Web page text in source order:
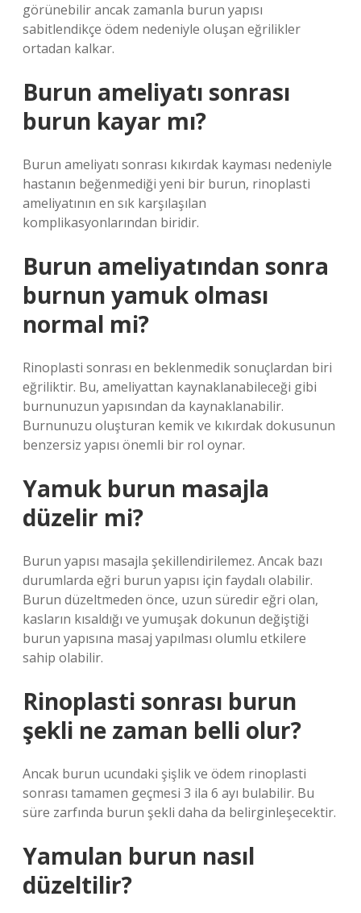
görünebilir ancak zamanla burun yapısı
sabitlendikçe ödem nedeniyle oluşan eğrilikler
ortadan kalkar.
Burun ameliyatı sonrası
burun kayar mı?
Burun ameliyatı sonrası kıkırdak kayması nedeniyle
hastanın beğenmediği yeni bir burun, rinoplasti
ameliyatının en sık karşılaşılan
komplikasyonlarından biridir.
Burun ameliyatından sonra
burnun yamuk olması
normal mi?
Rinoplasti sonrası en beklenmedik sonuçlardan biri
eğriliktir. Bu, ameliyattan kaynaklanabileceği gibi
burnunuzun yapısından da kaynaklanabilir.
Burnunuzu oluşturan kemik ve kıkırdak dokusunun
benzersiz yapısı önemli bir rol oynar.
Yamuk burun masajla
düzelir mi?
Burun yapısı masajla şekillendirilemez. Ancak bazı
durumlarda eğri burun yapısı için faydalı olabilir.
Burun düzeltmeden önce, uzun süredir eğri olan,
kasların kısaldığı ve yumuşak dokunun değiştiği
burun yapısına masaj yapılması olumlu etkilere
sahip olabilir.
Rinoplasti sonrası burun
şekli ne zaman belli olur?
Ancak burun ucundaki şişlik ve ödem rinoplasti
sonrası tamamen geçmesi 3 ila 6 ayı bulabilir. Bu
süre zarfında burun şekli daha da belirginleşecektir.
Yamulan burun nasıl
düzeltilir?